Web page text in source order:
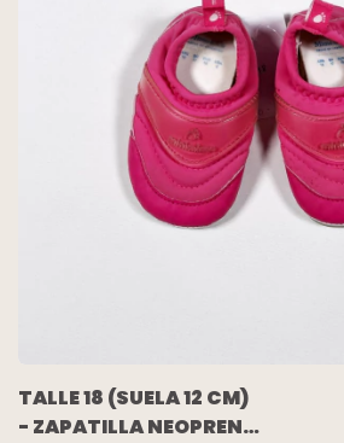
TALLE 18 (SUELA 12 CM)
- ZAPATILLA NEOPREN